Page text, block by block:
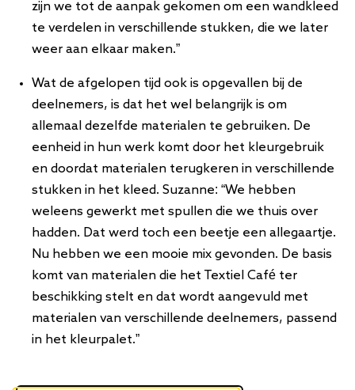
zijn we tot de aanpak gekomen om een wandkleed
te verdelen in verschillende stukken, die we later
weer aan elkaar maken.”
Wat de afgelopen tijd ook is opgevallen bij de
deelnemers, is dat het wel belangrijk is om
allemaal dezelfde materialen te gebruiken. De
eenheid in hun werk komt door het kleurgebruik
en doordat materialen terugkeren in verschillende
stukken in het kleed. Suzanne: “We hebben
weleens gewerkt met spullen die we thuis over
hadden. Dat werd toch een beetje een allegaartje.
Nu hebben we een mooie mix gevonden. De basis
komt van materialen die het Textiel Café ter
beschikking stelt en dat wordt aangevuld met
materialen van verschillende deelnemers, passend
in het kleurpalet.”